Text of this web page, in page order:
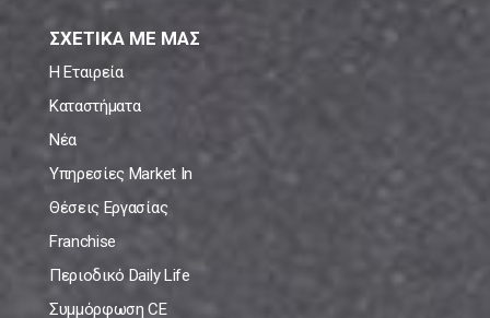
ΣΧΕΤΙΚΑ ΜΕ ΜΑΣ
Η Εταιρεία
Καταστήματα
Νέα
Υπηρεσίες Market In
Θέσεις Εργασίας
Franchise
Περιοδικό Daily Life
Συμμόρφωση CE